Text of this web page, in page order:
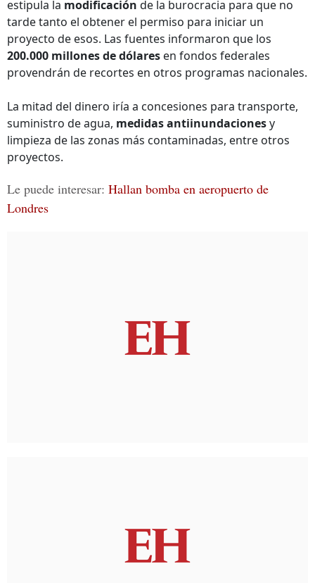
estipula la modificación de la burocracia para que no
tarde tanto el obtener el permiso para iniciar un
proyecto de esos. Las fuentes informaron que los
200.000 millones de dólares en fondos federales
provendrán de recortes en otros programas nacionales.
La mitad del dinero iría a concesiones para transporte,
suministro de agua, medidas antiinundacionesy
limpieza de las zonas más contaminadas, entre otros
proyectos.
Le puede interesar: Hallan bomba en aeropuerto de
Londres